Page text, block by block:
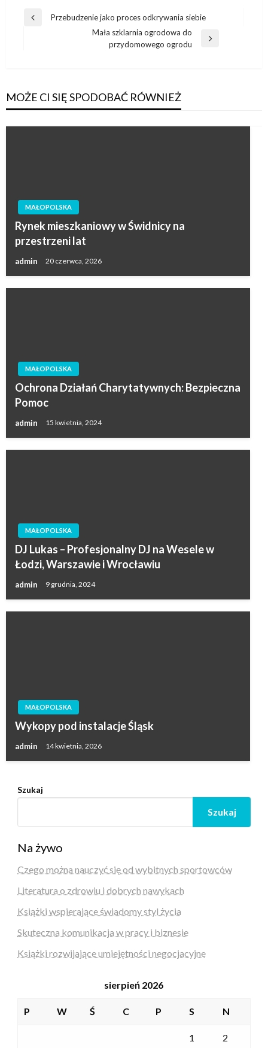
Nawigacja
Poprzedni
Przebudzenie jako proces odkrywania siebie
Mała szklarnia ogrodowa do
przydomowego ogrodu
MOŻE CI SIĘ SPODOBAĆ RÓWNIEŻ
MAŁOPOLSKA
Rynek mieszkaniowy w Świdnicy na
przestrzeni lat
admin 20 czerwca, 2026
MAŁOPOLSKA
Ochrona Działań Charytatywnych: Bezpieczna
Pomoc
admin 15 kwietnia, 2024
MAŁOPOLSKA
DJ Lukas – Profesjonalny DJ na Wesele w
Łodzi, Warszawie i Wrocławiu
admin 9 grudnia, 2024
MAŁOPOLSKA
Wykopy pod instalacje Śląsk
admin 14 kwietnia, 2026
Szukaj
Szukaj
Na żywo
Czego można nauczyć się od wybitnych sportowców
Literatura o zdrowiu i dobrych nawykach
Książki wspierające świadomy styl życia
Skuteczna komunikacja w pracy i biznesie
Książki rozwijające umiejętności negocjacyjne
sierpień 2026
P W Ś C P S N
1 2